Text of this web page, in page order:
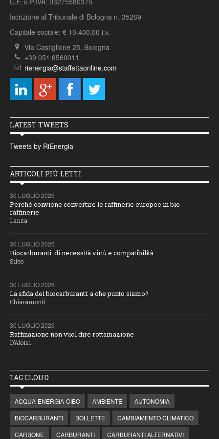
Iscrizione al Tribunale di Bologna n. 35269
Capitale sociale: € 10.400,00 i.v.
Via Castiglione 25, Bologna
+39 051 6560011
rienergia@staffettaonline.com
LATEST TWEETS
Tweets by RiEnergia
ARTICOLI PIÙ LETTI
30 LUGLIO 2026
Perché conviene convertire le raffinerie europee in bio-
raffinerie
Lanza
30 LUGLIO 2026
Biocarburanti: di necessità virtù e compatibilità
Sileo
30 LUGLIO 2026
La sfida dei biocarburanti: a che punto siamo?
Chiaramonti
30 LUGLIO 2026
Raffinazione non vuol dire rottamazione
D’Aloisi
TAG CLOUD
ACQUA-ENERGIA-CIBO AMBIENTE
AUTONOMIA
BIOCARBURANTI
BOLLETTE
CAMBIAMENTO CLIMATICO
CARBONE
CARBURANTI CARBURANTI ALTERNATIVI